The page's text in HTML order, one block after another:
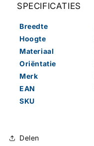
SPECIFICATIES
Breedte
Hoogte
Materiaal
Oriëntatie
Merk
EAN
SKU
Delen